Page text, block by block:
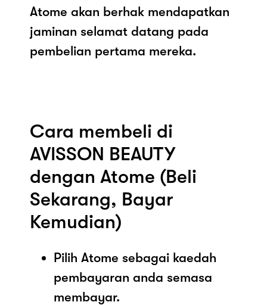
Atome akan berhak mendapatkan
jaminan selamat datang pada
pembelian pertama mereka.
Cara membeli di
AVISSON BEAUTY
dengan Atome (Beli
Sekarang, Bayar
Kemudian)
Pilih Atome sebagai kaedah
pembayaran anda semasa
membayar.